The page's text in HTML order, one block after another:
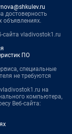
достоверность
объявлениях.
сайта vladivostok1.ru
ПО
специальные
не требуются
на
компьютера,
Веб-сайта: